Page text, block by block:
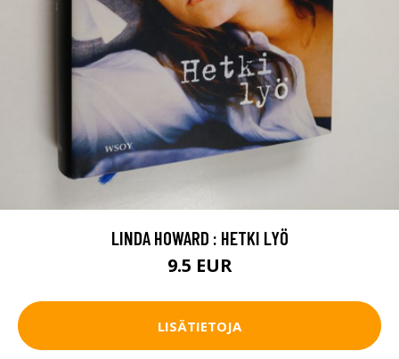
LINDA HOWARD : HETKI LYÖ
9.5 EUR
LISÄTIETOJA